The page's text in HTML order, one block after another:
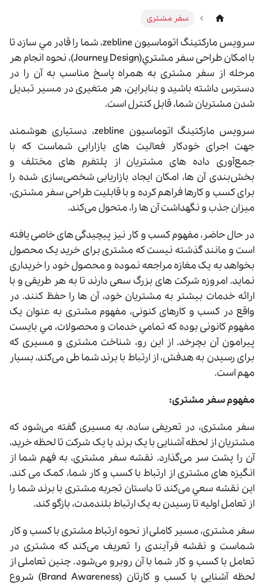
سفر مشتری
سرويس مارکتينگ اتوماسيون zebline، شما را قادر مي سازد تا
با امکان طراحی سفر مشتري(Journey Design)، نحوه انجام هر
مرحله از سفر مشتری به همراه پاسخ مناسب به آن را در
دسترس داشته باشید و بنابراين، هر متغیری در مسیر تبدیل
شدن مشتریان شما، قابل کنترل است.
سرويس مارکتينگ اتوماسيون zebline، دستیاری هوشمند
جهت اجرای خودکار فعالیت ‌های بازارابی شماست که با
جمع‌آوری داده‌ های مشتریان از پلتفرم‌ های مختلف و
بخش‌بندی آن‌ ها، امکان ایجاد بازاریابی شخصی‌سازی شده را
برای کسب‌ و کارها فراهم کرده و با قابلیت طراحی سفر مشتری،
میزان جذب و نگهداشت آن‌ ها را، متحول می‌کند.
در حال حاضر، مفهوم کسب ‌و کار نیز پیچیدگی ‌های خاصی یافته
است و مانند گذشته نیست که مشتری برای خرید یک محصول
بخواهد به یک مغازه مراجعه نموده و محصول خود را خریداری
نماید. امروزه شرکت ‌های بزرگ سعی دارند تا به هر طریقی و با
ارائه خدمات بیشتر به مشتریان خود، آن ‌ها را حفظ کنند. در
واقع در کسب ‌و کارهای کنونی، مفهوم مشتری به عنوان یک
مفهوم کانونی بوده که تمامي خدمات و محصولات، مي بايست
پیرامون آن بچرخد. از اين رو، شناخت مشتری و مسیری که
برای رسیدن به هدفش، از ارتباط با برند شما طی می‌کند، بسیار
مهم است.
مفهوم سفر مشتری:
سفر مشتری، در تعریفی ساده، به مسیری گفته می‌شود که
مشتریان از لحظه آشنایی با یک برند یا یک شرکت تا لحظه خرید،
آن را پشت سر می‌گذارد. نقشه سفر مشتری، به فهم شما از
انگیزه های مشتری از ارتباط با کسب‌ و کار شما، کمک می کند.
اين نقشه سعي می‌کند تا داستان تجربه مشتری با برند شما را
از تعامل اولیه تا رسیدن به یک ارتباط بلندمدت، بازگو کند.
سفر مشتری، مسیر کاملی از نحوه ارتباط مشتری با کسب و کار
شماست و نقشه فرآیندی را تعریف می‌کند که مشتری در
تعامل با کسب و کار شما با آن روبرو می‌شود. چنین تعاملی از
لحظه آشنایی با کسب و کارتان (Brand Awareness) شروع